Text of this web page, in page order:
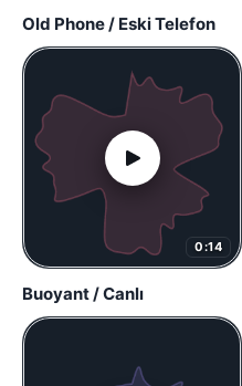
Old Phone / Eski Telefon
0:14
Buoyant / Canlı